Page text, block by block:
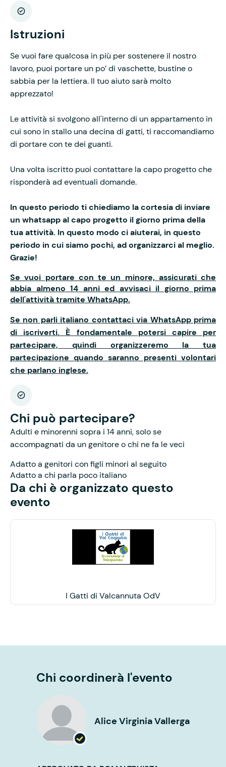
Istruzioni
Se vuoi fare qualcosa in più per sostenere il nostro
lavoro, puoi portare un po’ di vaschette, bustine o
sabbia per la lettiera. Il tuo aiuto sarà molto
apprezzato!
Le attività si svolgono all'interno di un appartamento in
cui sono in stallo una decina di gatti, ti raccomandiamo
di portare con te dei guanti.
Una volta iscritto puoi contattare la capo progetto che
risponderà ad eventuali domande.
In questo periodo ti chiediamo la cortesia di inviare
un whatsapp al capo progetto il giorno prima della
tua attività. In questo modo ci aiuterai, in questo
periodo in cui siamo pochi, ad organizzarci al meglio.
Grazie!
Se vuoi portare con te un minore, assicurati che
abbia almeno 14 anni ed avvisaci il giorno prima
dell'attività tramite WhatsApp.
Se non parli italiano contattaci via WhatsApp prima
di iscriverti. È fondamentale potersi capire per
partecipare, quindi organizzeremo la tua
partecipazione quando saranno presenti volontari
che parlano inglese.
Chi può partecipare?
Adulti e minorenni sopra i 14 anni, solo se
accompagnati da un genitore o chi ne fa le veci
Adatto a genitori con figli minori al seguito
Adatto a chi parla poco italiano
Da chi è organizzato questo
evento
I Gatti di Valcannuta OdV
Chi coordinerà l'evento
Alice Virginia Vallerga